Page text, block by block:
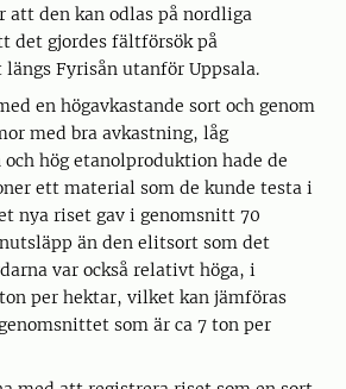
att den kan odlas på nordliga
det gjordes fältförsök på
Fyrisån utanför Uppsala.
en högavkastande sort och genom
med bra avkastning, låg
hög etanolproduktion hade de
ett material som de kunde testa i
nya riset gav i genomsnitt 70
än den elitsort som det
var också relativt höga, i
per hektar, vilket kan jämföras
som är ca 7 ton per